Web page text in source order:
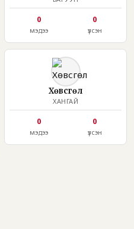
0
мэдээ
0
үзсэн
Хөвсгөл
ХАНГАЙ
0
мэдээ
0
үзсэн